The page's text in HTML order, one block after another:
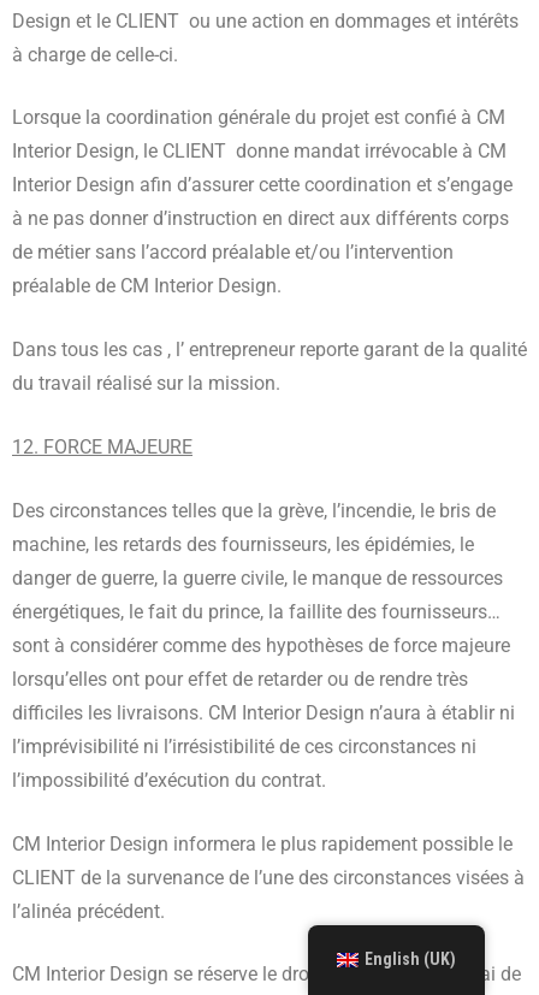
Design et le CLIENT ou une action en dommages et intérêts
à charge de celle-ci.
Lorsque la coordination générale du projet est confié à CM
Interior Design, le CLIENT donne mandat irrévocable à CM
Interior Design afin d’assurer cette coordination et s’engage
à ne pas donner d’instruction en direct aux différents corps
de métier sans l’accord préalable et/ou l’intervention
préalable de CM Interior Design.
Dans tous les cas , l’ entrepreneur reporte garant de la qualité
du travail réalisé sur la mission.
12. FORCE MAJEURE
Des circonstances telles que la grève, l’incendie, le bris de
machine, les retards des fournisseurs, les épidémies, le
danger de guerre, la guerre civile, le manque de ressources
énergétiques, le fait du prince, la faillite des fournisseurs…
sont à considérer comme des hypothèses de force majeure
lorsqu’elles ont pour effet de retarder ou de rendre très
difficiles les livraisons. CM Interior Design n’aura à établir ni
l’imprévisibilité ni l’irrésistibilité de ces circonstances ni
l’impossibilité d’exécution du contrat.
CM Interior Design informera le plus rapidement possible le
CLIENT de la survenance de l’une des circonstances visées à
l’alinéa précédent.
CM Interior Design se réserve le droit de prolonger le délai de
English (UK)